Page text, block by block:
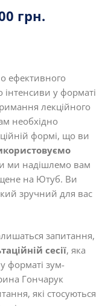
грн.
ефективного
у форматі
лекційного
необхідно
формі, що ви
ми надішлемо вам
на Ютуб. Ви
зручний для вас
запитання,
сесії, яка
у форматі зум-
Гончарук
які стосуються